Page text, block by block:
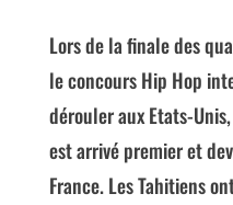
Lors de la finale des
le concours Hip Hop
dérouler aux Etats-
est arrivé premier et
France. Les Tahitiens